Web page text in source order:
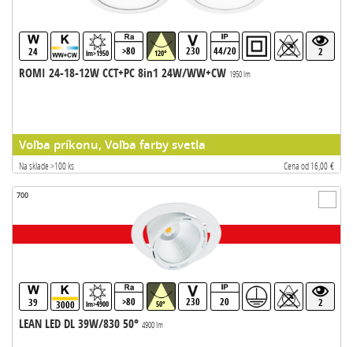
24 lm>1950 >80 120° 230 44/20 2
ROMI 24-18-12W CCT+PC 8in1 24W/WW+CW 1950 lm
Voľba príkonu, Voľba farby svetla
Na sklade >100 ks Cena od 16,00 €
700
39 3000 lm>4900 >80 50° 230 20 2
LEAN LED DL 39W/830 50° 4900 lm